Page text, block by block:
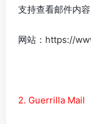
支持查看邮件内
网站： https://
2. Guerrilla Mail